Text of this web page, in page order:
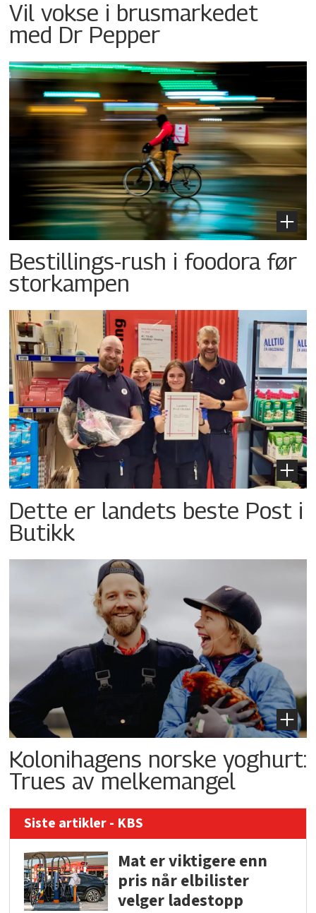
Vil vokse i brusmarkedet
med Dr Pepper
Bestillings-rush i foodora før
storkampen
Dette er landets beste Post i
Butikk
Kolonihagens norske yoghurt:
Trues av melkemangel
Siste artikler - KBS
Mat er viktigere enn
pris når elbilister
velger ladestopp